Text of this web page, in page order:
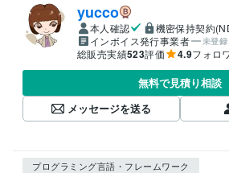
yucco
本人確認
機密保持契約
インボイス発行事業者
未登録
総販売実績523評価 4.9フォロ
無料で見積り相談
メッセージを送る
プログラミング言語・フレームワーク